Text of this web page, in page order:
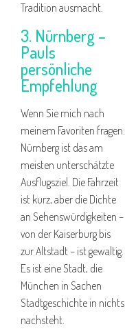
Tradition ausmacht.
3. Nürnberg –
Pauls
persönliche
Empfehlung
Wenn Sie mich nach
meinem Favoriten fragen:
Nürnberg ist das am
meisten unterschätzte
Ausflugsziel. Die Fahrzeit
ist kurz, aber die Dichte
an Sehenswürdigkeiten –
von der Kaiserburg bis
zur Altstadt – ist gewaltig.
Es ist eine Stadt, die
München in Sachen
Stadtgeschichte in nichts
nachsteht.